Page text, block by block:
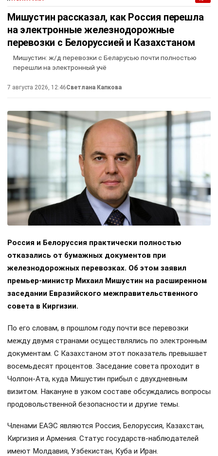
Мишустин рассказал, как Россия перешла
на электронные железнодорожные
перевозки с Белоруссией и Казахстаном
Мишустин: ж/д перевозки с Беларусью почти полностью
перешли на электронный учё
7 августа 2026, 12:46Светлана Капкова
Россия и Белоруссия практически полностью
отказались от бумажных документов при
железнодорожных перевозках. Об этом заявил
премьер-министр Михаил Мишустин на расширенном
заседании Евразийского межправительственного
совета в Киргизии.
По его словам, в прошлом году почти все перевозки
между двумя странами осуществлялись по электронным
документам. С Казахстаном этот показатель превышает
восемьдесят процентов. Заседание совета проходит в
Чолпон-Ата, куда Мишустин прибыл с двухдневным
визитом. Накануне в узком составе обсуждались вопросы
продовольственной безопасности и другие темы.
Членами ЕАЭС являются Россия, Белоруссия, Казахстан,
Киргизия и Армения. Статус государств-наблюдателей
имеют Молдавия, Узбекистан, Куба и Иран.